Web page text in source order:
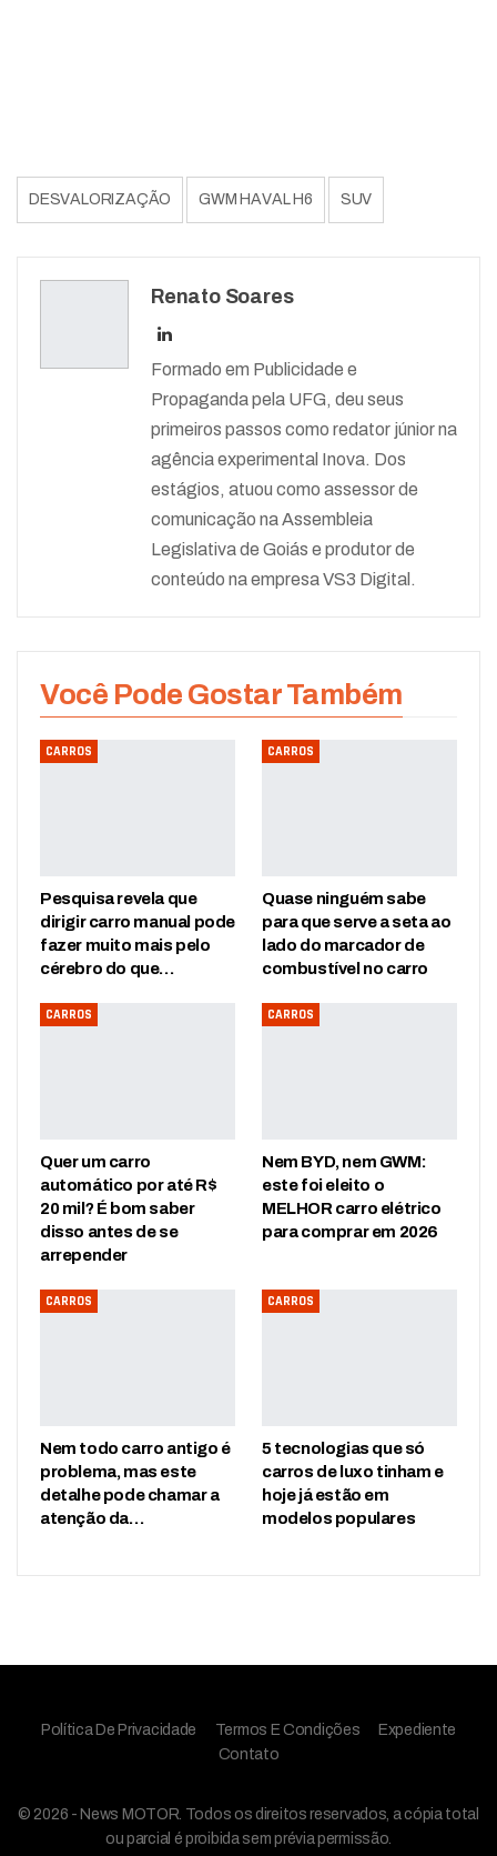
DESVALORIZAÇÃO GWM HAVAL H6 SUV
Renato Soares
Formado em Publicidade e
Propaganda pela UFG, deu seus
primeiros passos como redator júnior na
agência experimental Inova. Dos
estágios, atuou como assessor de
comunicação na Assembleia
Legislativa de Goiás e produtor de
conteúdo na empresa VS3 Digital.
Você Pode Gostar Também
CARROS
Pesquisa revela que
dirigir carro manual pode
fazer muito mais pelo
cérebro do que…
CARROS
Quase ninguém sabe
para que serve a seta ao
lado do marcador de
combustível no carro
CARROS
Quer um carro
automático por até R$
20 mil? É bom saber
disso antes de se
arrepender
CARROS
Nem BYD, nem GWM:
este foi eleito o
MELHOR carro elétrico
para comprar em 2026
CARROS
Nem todo carro antigo é
problema, mas este
detalhe pode chamar a
atenção da…
CARROS
5 tecnologias que só
carros de luxo tinham e
hoje já estão em
modelos populares
Política De Privacidade Termos E Condições
Expediente
Contato
© 2026 - News MOTOR. Todos os direitos reservados, a cópia total
ou parcial é proibida sem prévia permissão.